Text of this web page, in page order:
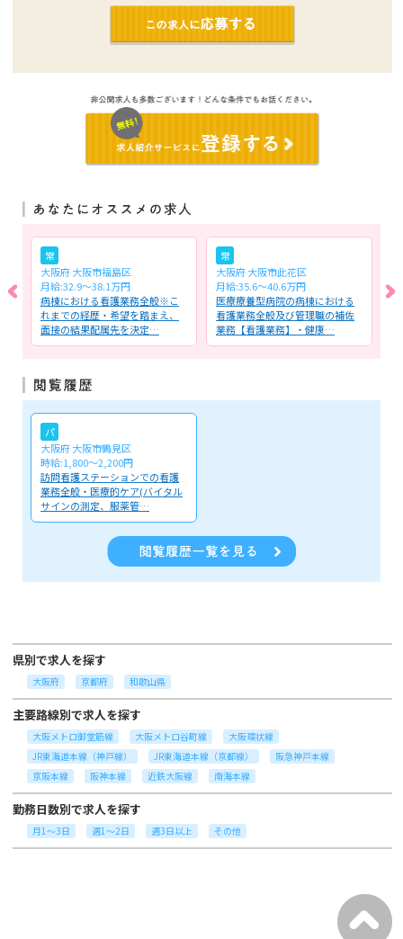
常
大阪府 大阪市福島区
月給:32.9～38.1万円
病棟における看護業務全般※こ
れまでの経歴・希望を踏まえ、
面接の結果配属先を決定…
常
大阪府 大阪市此花区
月給:35.6～40.6万円
医療療養型病院の病棟における
看護業務全般及び管理職の補佐
業務【看護業務】・健康…
パ
大阪府 大阪市鶴見区
時給:1,800～2,200円
訪問看護ステーションでの看護
業務全般・医療的ケア(バイタル
サインの測定、服薬管…
県別で求人を探す
大阪府 京都府 和歌山県
主要路線別で求人を探す
大阪メトロ御堂筋線 大阪メトロ谷町線
大阪環状線
JR東海道本線（神戸線）
JR東海道本線（京都線）
阪急神戸本線
京阪本線
阪神本線 近鉄大阪線 南海本線
勤務日数別で求人を探す
月1～3日 週1～2日 週3日以上 その他